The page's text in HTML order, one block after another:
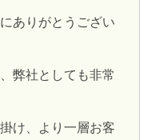
ありがとうござい
弊社としても非常
け、より一層お客